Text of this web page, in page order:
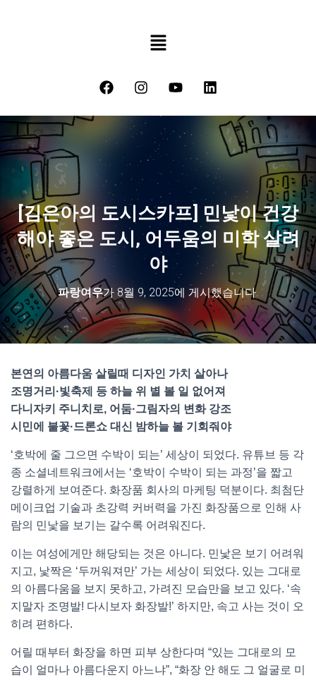
[김은아의 도시스카프] 민낯이 건강
해야 좋은 도시, 어두움의 미학 살려
야
파랑여우가 8월 9, 2025에 게시했습니다.
본연의 아름다움 살릴때 디자인 가치 살아나
조명거리·빛축제 등 하늘 위 별 볼 일 없어져
다니자키 주니치로, 어둠·그림자의 변화 강조
시민에 불꽃·드론쇼 대신 밤하늘 볼 기회줘야
‘호박에 줄 그으면 수박이 되는’ 세상이 되었다. 유튜브 등 각
종 소셜네트워크에서는 ‘호박이 수박이 되는 과정’을 짧고
강렬하게 보여준다. 화장품 회사의 마케팅 덕분이다. 최첨단
메이크업 기술과 초강력 커버력을 가진 화장품으로 인해 사
람의 민낯을 보기는 갈수록 어려워진다.
이는 여성에게만 해당되는 것은 아니다. 민낯은 보기 어려워
지고, 낯짝은 ‘두꺼워져만’ 가는 세상이 되었다. 있는 그대로
의 아름다움을 보지 못하고, 가려진 모습만을 보고 있다. ‘속
지말자 조명발! 다시보자 화장발!’ 하지만, 속고 사는 것이 오
히려 편하다.
어릴 때부터 화장을 하면 피부 상한다며 “있는 그대로의 모
습이 얼마나 아름다운지 아느냐”, “화장 안 해도 그 얼굴로 미